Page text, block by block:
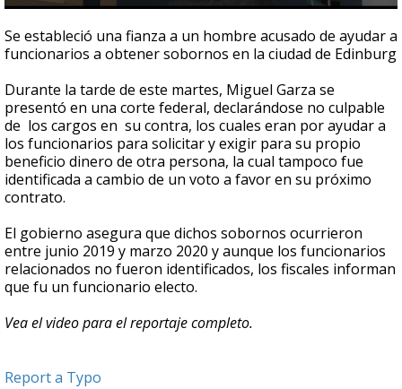
seconds
of
1
29
seconds
Se estableció una fianza a un hombre acusado de ayudar a
funcionarios a obtener sobornos en la ciudad de Edinburg
Durante la tarde de este martes, Miguel Garza se
presentó en una corte federal, declarándose no culpable
de los cargos en su contra, los cuales eran por ayudar a
los funcionarios para solicitar y exigir para su propio
beneficio dinero de otra persona, la cual tampoco fue
identificada a cambio de un voto a favor en su próximo
contrato.
El gobierno asegura que dichos sobornos ocurrieron
entre junio 2019 y marzo 2020 y aunque los funcionarios
relacionados no fueron identificados, los fiscales informan
que fu un funcionario electo.
Vea el video para el reportaje completo.
Report a Typo